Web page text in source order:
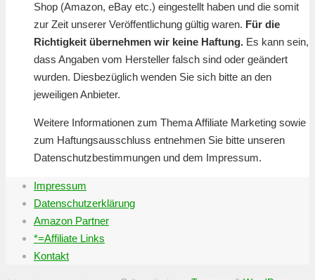
Shop (Amazon, eBay etc.) eingestellt haben und die somit
zur Zeit unserer Veröffentlichung gültig waren. Für die
Richtigkeit übernehmen wir keine Haftung. Es kann sein,
dass Angaben vom Hersteller falsch sind oder geändert
wurden. Diesbezüglich wenden Sie sich bitte an den
jeweiligen Anbieter.
Weitere Informationen zum Thema Affiliate Marketing sowie
zum Haftungsausschluss entnehmen Sie bitte unseren
Datenschutzbestimmungen und dem Impressum.
Impressum
Datenschutzerklärung
Amazon Partner
*=Affiliate Links
Kontakt